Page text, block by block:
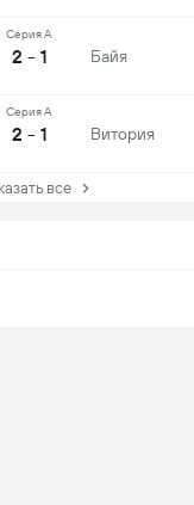
Серия А
2 - 1 Байя
Серия А
2 - 1 Витория
все